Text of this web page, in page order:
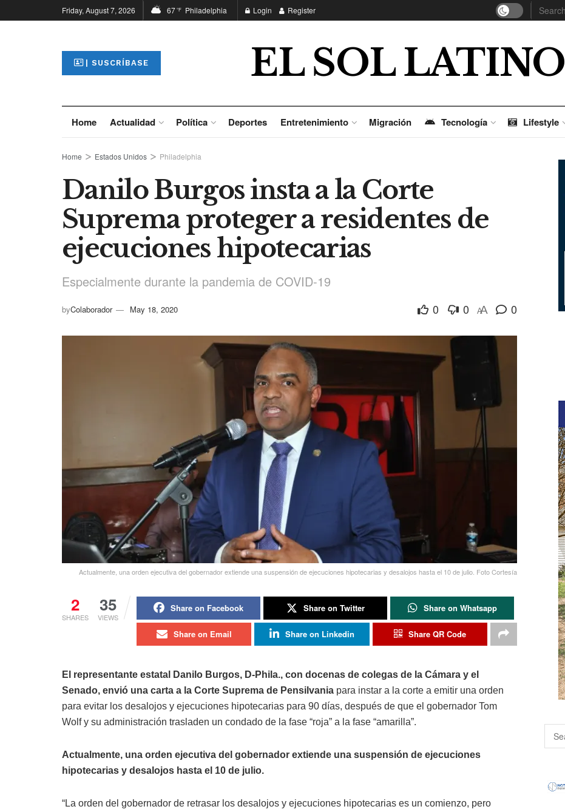
Friday, August 7, 2026 67°F Philadelphia Login Register
| SUSCRÍBASE EL SOL LATINO
Home Actualidad Política Deportes Entretenimiento Migración Tecnología Lifestyle
Home Estados Unidos Philadelphia
Danilo Burgos insta a la Corte
Suprema proteger a residentes de
ejecuciones hipotecarias
Especialmente durante la pandemia de COVID-19
byColaborador May 18, 2020 0 0 AA 0
Actualmente, una orden ejecutiva del gobernador extiende una suspensión de ejecuciones hipotecarias y desalojos hasta el 10 de julio. Foto Cortesía
2
SHARES
35
VIEWS
Share on Facebook Share on Twitter Share on Whatsapp
Share on Email Share on Linkedin Share QR Code
El representante estatal Danilo Burgos, D-Phila., con docenas de colegas de la Cámara y el
Senado, envió una carta a la Corte Suprema de Pensilvania para instar a la corte a emitir una orden
para evitar los desalojos y ejecuciones hipotecarias para 90 días, después de que el gobernador Tom
Wolf y su administración trasladen un condado de la fase “roja” a la fase “amarilla”.
Actualmente, una orden ejecutiva del gobernador extiende una suspensión de ejecuciones
hipotecarias y desalojos hasta el 10 de julio.
“La orden del gobernador de retrasar los desalojos y ejecuciones hipotecarias es un comienzo, pero